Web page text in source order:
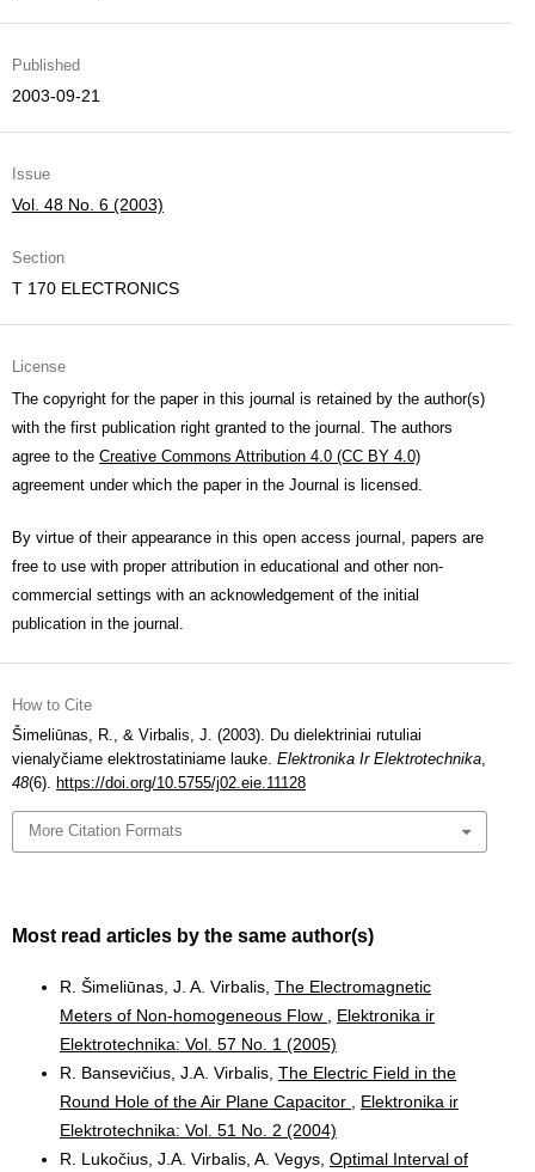
Published
2003-09-21
Issue
Vol. 48 No. 6 (2003)
Section
T 170 ELECTRONICS
License
The copyright for the paper in this journal is retained by the author(s)
with the first publication right granted to the journal. The authors
agree to the Creative Commons Attribution 4.0 (CC BY 4.0)
agreement under which the paper in the Journal is licensed.
By virtue of their appearance in this open access journal, papers are
free to use with proper attribution in educational and other non-
commercial settings with an acknowledgement of the initial
publication in the journal.
How to Cite
Šimeliūnas, R., & Virbalis, J. (2003). Du dielektriniai rutuliai
vienalyčiame elektrostatiniame lauke. Elektronika Ir Elektrotechnika,
48(6). https://doi.org/10.5755/j02.eie.11128
More Citation Formats
Most read articles by the same author(s)
R. Šimeliūnas, J. A. Virbalis, The Electromagnetic
Meters of Non-homogeneous Flow
Elektronika ir
Elektrotechnika: Vol. 57 No. 1 (2005)
R. Bansevičius, J.A. Virbalis, The Electric Field in the
Round Hole of the Air Plane Capacitor
Elektronika ir
Elektrotechnika: Vol. 51 No. 2 (2004)
R. Lukočius, J.A. Virbalis, A. Vegys, Optimal Interval of